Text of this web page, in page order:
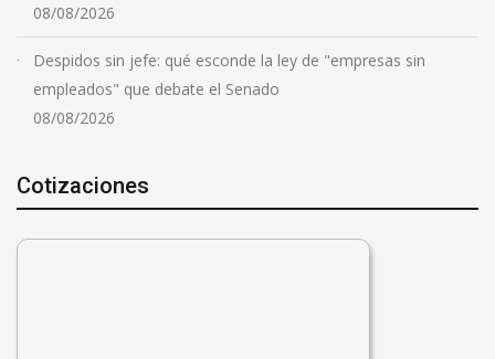
08/08/2026
Despidos sin jefe: qué esconde la ley de "empresas sin
empleados" que debate el Senado
08/08/2026
Cotizaciones